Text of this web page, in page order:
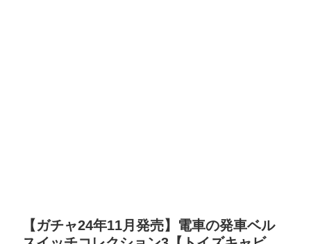
【ガチャ24年11月発売】電車の発車ベル